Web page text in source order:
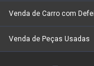
Venda de Carro com
Venda de Peças Usadas